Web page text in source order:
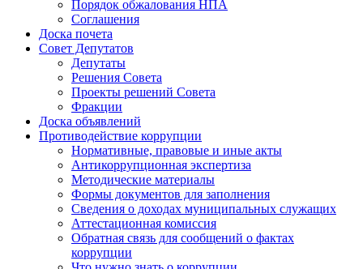
Порядок обжалования НПА
Соглашения
Доска почета
Совет Депутатов
Депутаты
Решения Совета
Проекты решений Совета
Фракции
Доска объявлений
Противодействие коррупции
Нормативные, правовые и иные акты
Антикоррупционная экспертиза
Методические материалы
Формы документов для заполнения
Сведения о доходах муниципальных служащих
Аттестационная комиссия
Обратная связь для сообщений о фактах
коррупции